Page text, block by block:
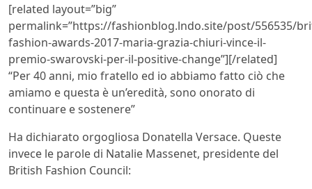
[related layout=”big”
permalink=”https://fashionblog.lndo.site/post/556535/
fashion-awards-2017-maria-grazia-chiuri-vince-il-
premio-swarovski-per-il-positive-change”][/related]
“Per 40 anni, mio fratello ed io abbiamo fatto ciò che
amiamo e questa è un’eredità, sono onorato di
continuare e sostenere”
Ha dichiarato orgogliosa Donatella Versace. Queste
invece le parole di Natalie Massenet, presidente del
British Fashion Council: